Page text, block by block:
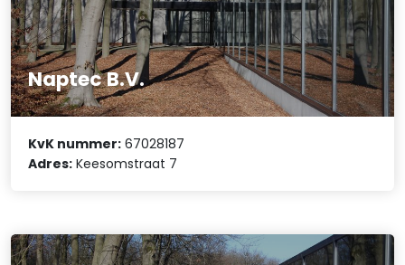
Naptec B.V.
KvK nummer: 67028187
Adres: Keesomstraat 7